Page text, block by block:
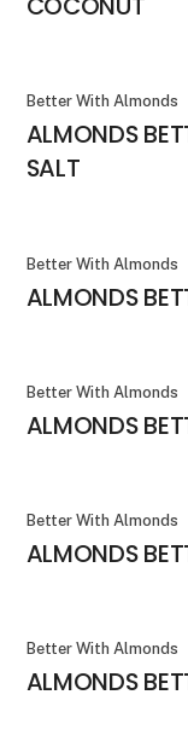
Better With Almonds
ALMONDS
SALT
Better With Almonds
ALMONDS
Better With Almonds
ALMONDS
Better With Almonds
ALMONDS
Better With Almonds
ALMONDS